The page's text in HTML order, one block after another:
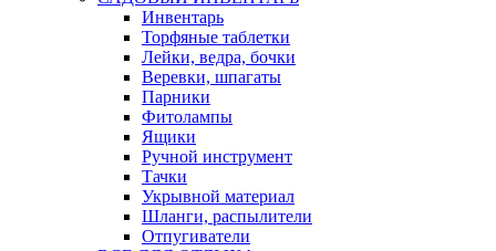
Инвентарь
Торфяные таблетки
Лейки, ведра, бочки
Веревки, шпагаты
Парники
Фитолампы
Ящики
Ручной инструмент
Тачки
Укрывной материал
Шланги, распылители
Отпугиватели